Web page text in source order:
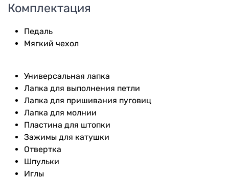
Комплектация
Педаль
Мягкий чехол
Универсальная лапка
Лапка для выполнения петли
Лапка для пришивания пуговиц
Лапка для молнии
Пластина для штопки
Зажимы для катушки
Отвертка
Шпульки
Иглы